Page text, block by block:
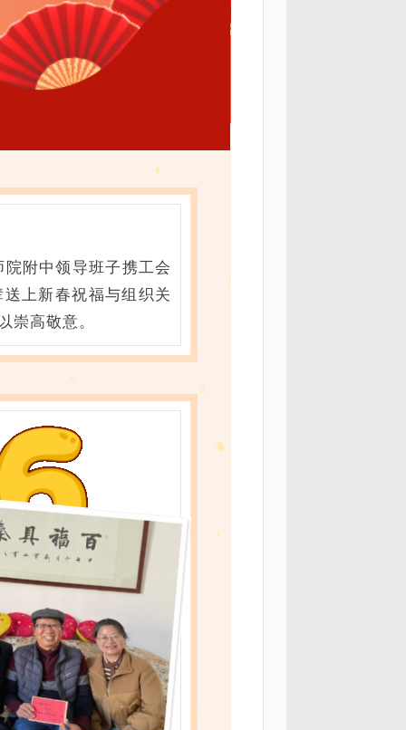
附中领导班子携工会
上新春祝福与组织关
崇高敬意。